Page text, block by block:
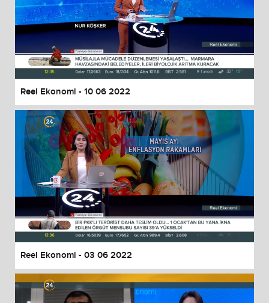
Reel Ekonomi - 10 06 2022
Reel Ekonomi - 03 06 2022